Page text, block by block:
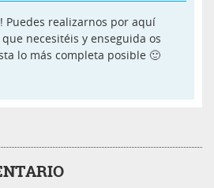
Puedes realizarnos por aquí
necesitéis y enseguida os
lo más completa posible 🙂